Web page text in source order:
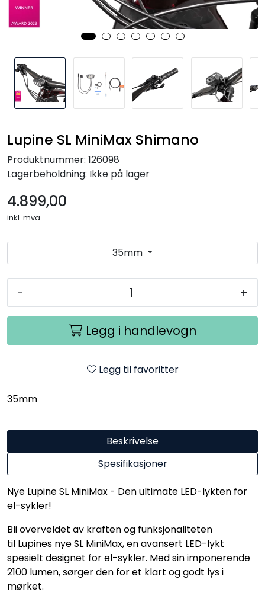
Lupine SL MiniMax Shimano
Produktnummer: 126098
Lagerbeholdning: Ikke på lager
4.899,00
inkl. mva.
35mm
- +
Legg i handlevogn
Legg til favoritter
35mm
Beskrivelse
Spesifikasjoner
Nye Lupine SL MiniMax - Den ultimate LED-lykten for
el-sykler!
Bli overveldet av kraften og funksjonaliteten
til Lupines nye SL MiniMax, en avansert LED-lykt
spesielt designet for el-sykler. Med sin imponerende
2100 lumen, sørger den for et klart og godt lys i
mørket.
Kampanjer